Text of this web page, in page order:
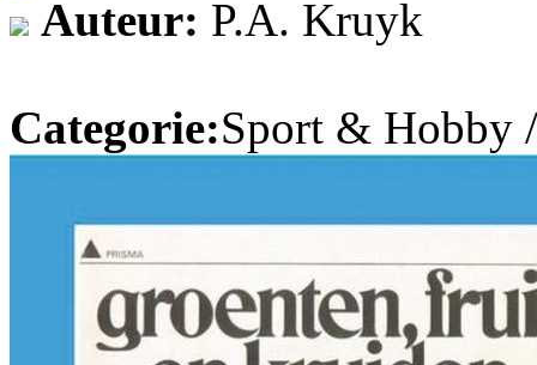
Auteur: P.A. Kruyk
Categorie:Sport & Hobby